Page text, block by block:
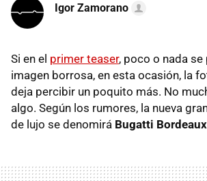
Igor Zamorano
Si en el primer teaser, poco o nada
imagen borrosa, en esta ocasión, la
deja percibir un poquito más. No
algo. Según los rumores, la nueva
de lujo se denomirá Bugatti Bordeaux